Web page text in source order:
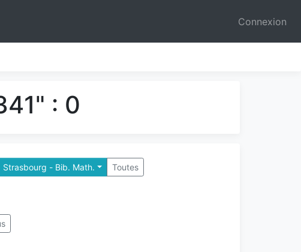
Connexion
: 0
Strasbourg - Bib. Math. Toutes